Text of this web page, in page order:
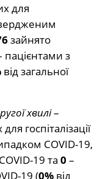
для
зайнято
пацієнтами з
від загальної
хвилі–
госпіталізації
COVID-19,
19 та 0 –
19 (0% від